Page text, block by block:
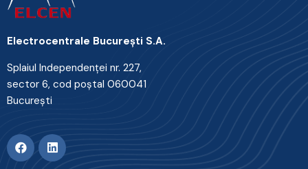
Electrocentrale Bucureşti S.A.
Splaiul Independenţei nr. 227,
sector 6, cod poştal 060041
Bucureşti